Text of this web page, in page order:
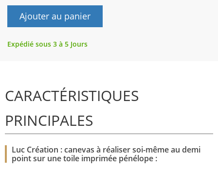
Ajouter au panier
Expédié sous 3 à 5 Jours
CARACTÉRISTIQUES
PRINCIPALES
Luc Création : canevas à réaliser soi-même au demi
point sur une toile imprimée pénélope :